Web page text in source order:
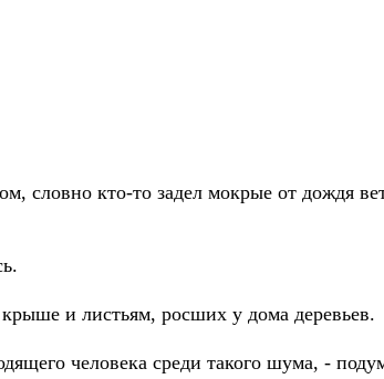
кто-то задел мокрые от дождя
и листьям, росших у дома деревьев.
человека среди такого шума, -